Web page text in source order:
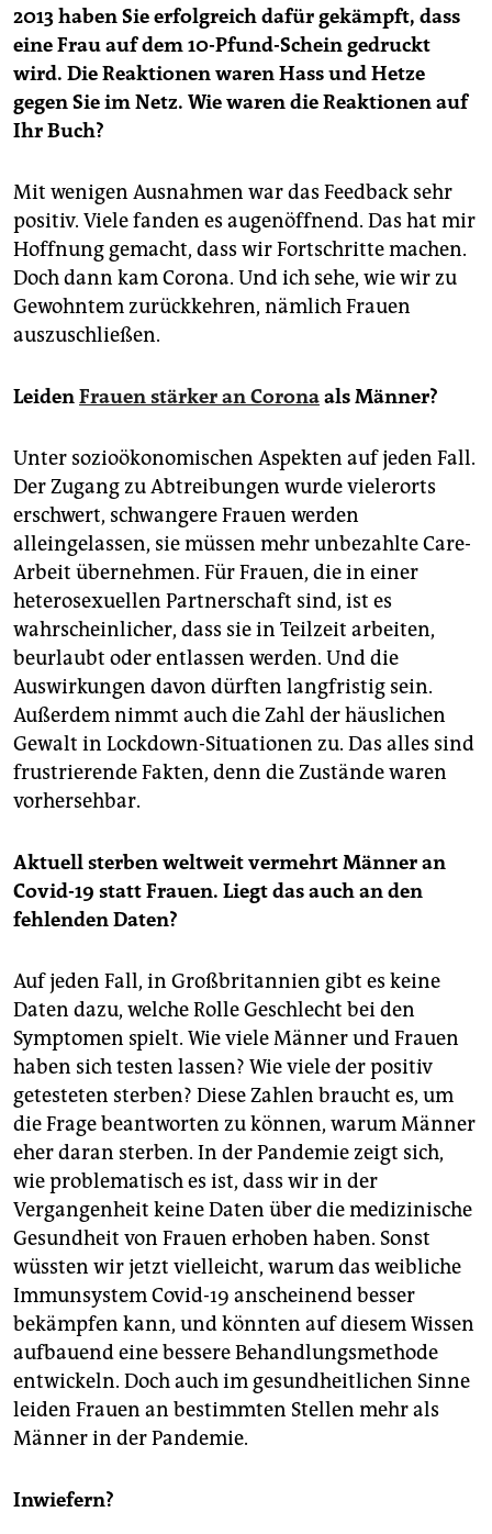
2013 haben Sie erfolgreich dafür gekämpft, dass
eine Frau auf dem 10-Pfund-Schein gedruckt
wird. Die Reaktionen waren Hass und Hetze
gegen Sie im Netz. Wie waren die Reaktionen auf
Ihr Buch?
Mit wenigen Ausnahmen war das Feedback sehr
positiv. Viele fanden es augenöffnend. Das hat mir
Hoffnung gemacht, dass wir Fortschritte machen.
Doch dann kam Corona. Und ich sehe, wie wir zu
Gewohntem zurückkehren, nämlich Frauen
auszuschließen.
LeidenFrauen stärker an Coronaals Männer?
Unter sozioökonomischen Aspekten auf jeden Fall.
Der Zugang zu Abtreibungen wurde vielerorts
erschwert, schwangere Frauen werden
alleingelassen, sie müssen mehr unbezahlte Care-
Arbeit übernehmen. Für Frauen, die in einer
heterosexuellen Partnerschaft sind, ist es
wahrscheinlicher, dass sie in Teilzeit arbeiten,
beurlaubt oder entlassen werden. Und die
Auswirkungen davon dürften langfristig sein.
Außerdem nimmt auch die Zahl der häuslichen
Gewalt in Lockdown-Situationen zu. Das alles sind
frustrierende Fakten, denn die Zustände waren
vorhersehbar.
Aktuell sterben weltweit vermehrt Männer an
Covid-19 statt Frauen. Liegt das auch an den
fehlenden Daten?
Auf jeden Fall, in Großbritannien gibt es keine
Daten dazu, welche Rolle Geschlecht bei den
Symptomen spielt. Wie viele Männer und Frauen
haben sich testen lassen? Wie viele der positiv
getesteten sterben? Diese Zahlen braucht es, um
die Frage beantworten zu können, warum Männer
eher daran sterben. In der Pandemie zeigt sich,
wie problematisch es ist, dass wir in der
Vergangenheit keine Daten über die medizinische
Gesundheit von Frauen erhoben haben. Sonst
wüssten wir jetzt vielleicht, warum das weibliche
Immunsystem Covid-19 anscheinend besser
bekämpfen kann, und könnten auf diesem Wissen
aufbauend eine bessere Behandlungsmethode
entwickeln. Doch auch im gesundheitlichen Sinne
leiden Frauen an bestimmten Stellen mehr als
Männer in der Pandemie.
Inwiefern?